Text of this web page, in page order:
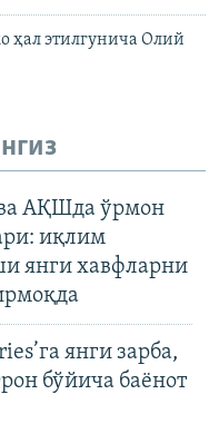
ҳал этилгунича Олий
АҚШда ўрмон
иқлим
янги хавфларни
янги зарба,
бўйича баёнот